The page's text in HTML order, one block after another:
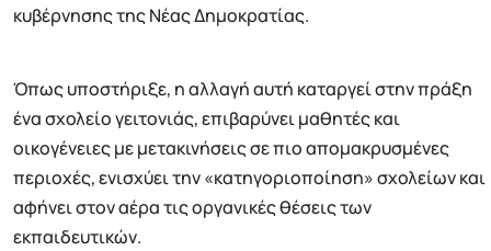
κυβέρνησης της Νέας Δημοκρατίας.
Όπως υποστήριξε, η αλλαγή αυτή καταργεί στην πράξη
ένα σχολείο γειτονιάς, επιβαρύνει μαθητές και
οικογένειες με μετακινήσεις σε πιο απομακρυσμένες
περιοχές, ενισχύει την «κατηγοριοποίηση» σχολείων και
αφήνει στον αέρα τις οργανικές θέσεις των
εκπαιδευτικών.